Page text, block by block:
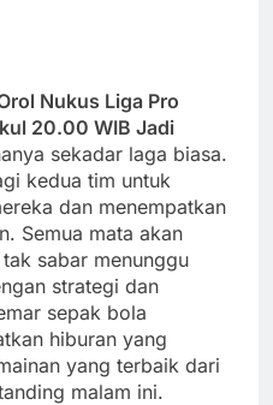
Nukus Liga Pro
20.00 WIB Jadi
sekadar laga biasa.
kedua tim untuk
dan menempatkan
Semua mata akan
sabar menunggu
strategi dan
sepak bola
hiburan yang
yang terbaik dari
malam ini.